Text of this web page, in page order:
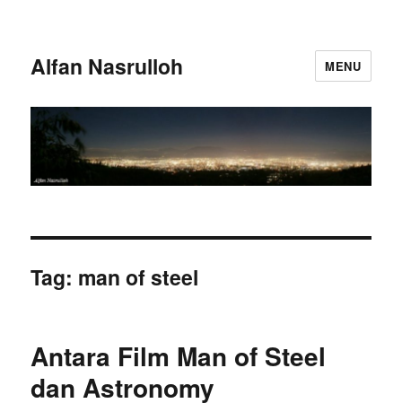
Alfan Nasrulloh MENU
Tag: man of steel
Antara Film Man of Steel
dan Astronomy